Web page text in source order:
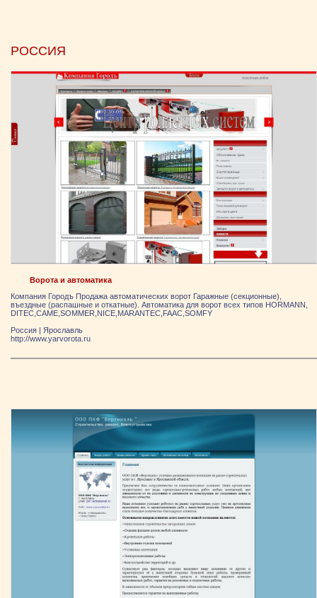
РОССИЯ
Ворота и автоматика
Компания Городъ Продажа автоматических ворот Гаражные (секционные),
въездные (распашные и откатные). Автоматика для ворот всех типов HORMANN,
DITEC,CAME,SOMMER,NICE,MARANTEC,FAAC,SOMFY
Россия | Ярослaвль
http://www.yarvorota.ru